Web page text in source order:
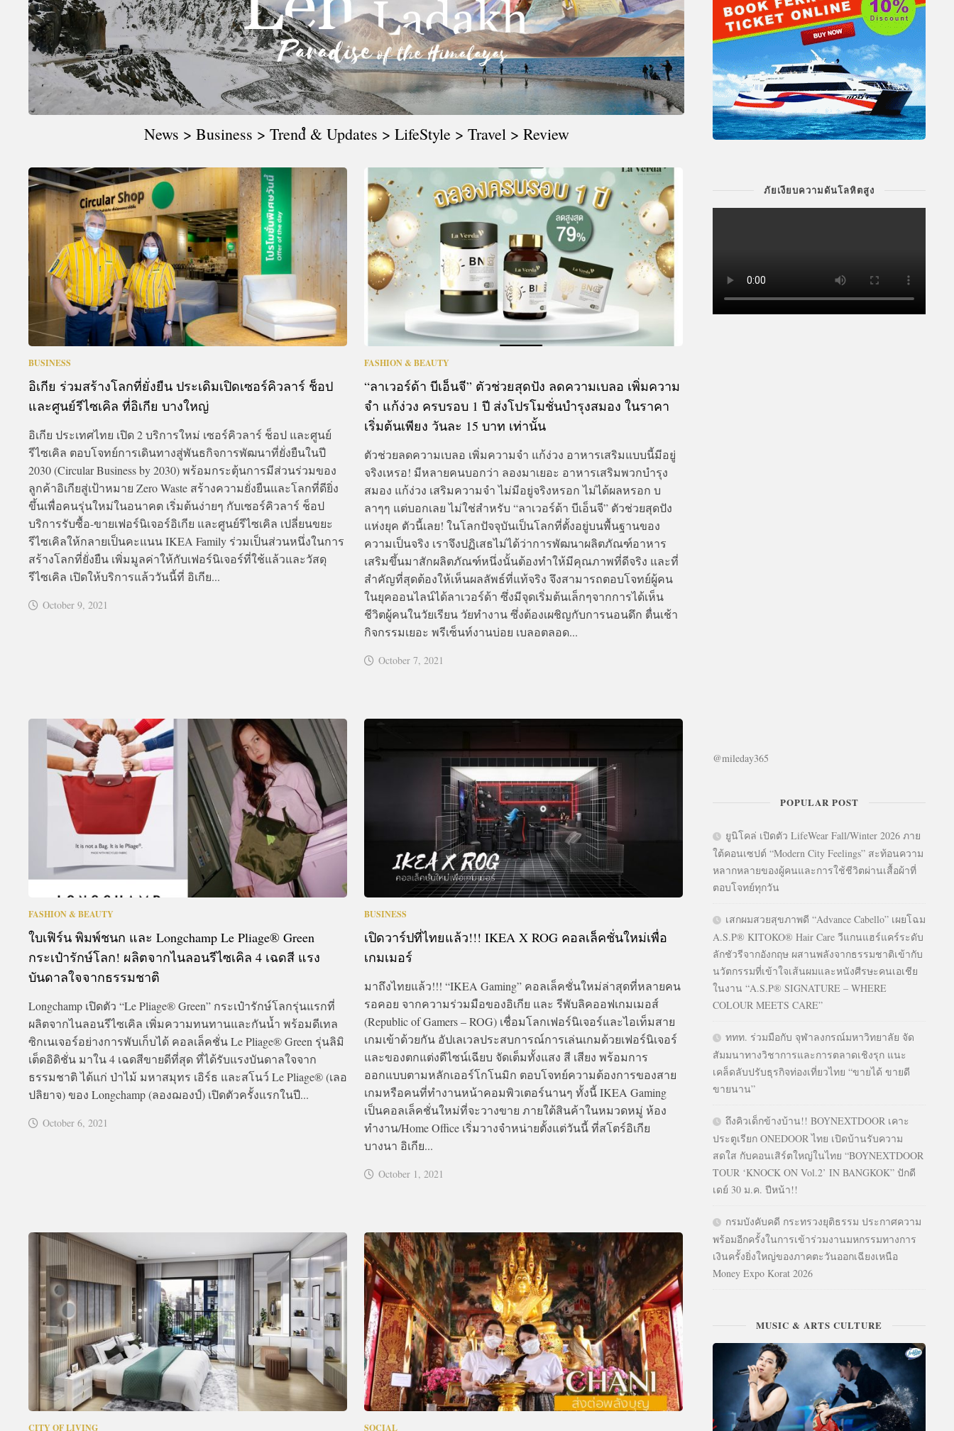
ACTIVITIES
&
EVENT
DEAL
News > Business > Trendํ & Updates > LifeStyle > Travel > Review
BUSINESS
อิเกีย ร่วมสร้างโลกที่ยั่งยืน ประเดิมเปิดเซอร์คิวลาร์ ช็อป
และศูนย์รีไซเคิล ที่อิเกีย บางใหญ่
อิเกีย ประเทศไทย เปิด 2 บริการใหม่ เซอร์คิวลาร์ ช็อป และศูนย์
รีไซเคิล ตอบโจทย์การเดินทางสู่พันธกิจการพัฒนาที่ยั่งยืนในปี
2030 (Circular Business by 2030) พร้อมกระตุ้นการมีส่วนร่วมของ
ลูกค้าอิเกียสู่เป้าหมาย Zero Waste สร้างความยั่งยืนและโลกที่ดียิ่ง
ขึ้นเพื่อคนรุ่นใหม่ในอนาคต เริ่มต้นง่ายๆ กับเซอร์คิวลาร์ ช็อป
บริการรับซื้อ-ขายเฟอร์นิเจอร์อิเกีย และศูนย์รีไซเคิล เปลี่ยนขยะ
รีไซเคิลให้กลายเป็นคะแนน IKEA Family ร่วมเป็นส่วนหนึ่งในการ
สร้างโลกที่ยั่งยืน เพิ่มมูลค่าให้กับเฟอร์นิเจอร์ที่ใช้แล้วและวัสดุ
รีไซเคิล เปิดให้บริการแล้ววันนี้ที่ อิเกีย...
October 9, 2021
FASHION & BEAUTY
“ลาเวอร์ด้า บีเอ็นจี” ตัวช่วยสุดปัง ลดความเบลอ เพิ่มความ
จำ แก้ง่วง ครบรอบ 1 ปี ส่งโปรโมชั่นบำรุงสมอง ในราคา
เริ่มต้นเพียง วันละ 15 บาท เท่านั้น
ตัวช่วยลดความเบลอ เพิ่มความจำ แก้ง่วง อาหารเสริมแบบนี้มีอยู่
จริงเหรอ! มีหลายคนบอกว่า ลองมาเยอะ อาหารเสริมพวกบำรุง
สมอง แก้ง่วง เสริมความจำ ไม่มีอยู่จริงหรอก ไม่ได้ผลหรอก บ
ลาๆๆ แต่บอกเลย ไม่ใช่สำหรับ “ลาเวอร์ด้า บีเอ็นจี” ตัวช่วยสุดปัง
แห่งยุค ตัวนี้เลย! ในโลกปัจจุบันเป็นโลกที่ตั้งอยู่บนพื้นฐานของ
ความเป็นจริง เราจึงปฏิเสธไม่ได้ว่าการพัฒนาผลิตภัณฑ์อาหาร
เสริมขึ้นมาสักผลิตภัณฑ์หนึ่งนั้นต้องทำให้มีคุณภาพที่ดีจริง และที่
สำคัญที่สุดต้องให้เห็นผลลัพธ์ที่แท้จริง จึงสามารถตอบโจทย์ผู้คน
ในยุคออนไลน์ได้ลาเวอร์ด้า ซึ่งมีจุดเริ่มต้นเล็กๆจากการได้เห็น
ชีวิตผู้คนในวัยเรียน วัยทำงาน ซึ่งต้องเผชิญกับการนอนดึก ตื่นเช้า
กิจกรรมเยอะ พรีเซ็นท์งานบ่อย เบลอตลอด...
October 7, 2021
FASHION & BEAUTY
ใบเฟิร์น พิมพ์ชนก และ Longchamp Le Pliage® Green
กระเป๋ารักษ์โลก! ผลิตจากไนลอนรีไซเคิล 4 เฉดสี แรง
บันดาลใจจากธรรมชาติ
Longchamp เปิดตัว “Le Pliage® Green” กระเป๋ารักษ์โลกรุ่นแรกที่
ผลิตจากไนลอนรีไซเคิล เพิ่มความทนทานและกันน้ำ พร้อมดีเทล
ซิกเนเจอร์อย่างการพับเก็บได้ คอลเล็คชั่น Le Pliage® Green รุ่นลิมิ
เต็ดอิดิชั่น มาใน 4 เฉดสีขายดีที่สุด ที่ได้รับแรงบันดาลใจจาก
ธรรมชาติ ได้แก่ ป่าไม้ มหาสมุทร เอิร์ธ และสโนว์ Le Pliage® (เลอ
ปลิยาจ) ของ Longchamp (ลองฌองป์) เปิดตัวครั้งแรกในปี...
October 6, 2021
BUSINESS
เปิดวาร์ปที่ไทยแล้ว!!! IKEA X ROG คอลเล็คชั่นใหม่เพื่อ
เกมเมอร์
มาถึงไทยแล้ว!!! “IKEA Gaming” คอลเล็คชั่นใหม่ล่าสุดที่หลายคน
รอคอย จากความร่วมมือของอิเกีย และ รีพับลิคออฟเกมเมอส์
(Republic of Gamers – ROG) เชื่อมโลกเฟอร์นิเจอร์และไอเท็มสาย
เกมเข้าด้วยกัน อัปเลเวลประสบการณ์การเล่นเกมด้วยเฟอร์นิเจอร์
และของตกแต่งดีไซน์เฉียบ จัดเต็มทั้งแสง สี เสียง พร้อมการ
ออกแบบตามหลักเออร์โกโนมิก ตอบโจทย์ความต้องการของสาย
เกมหรือคนที่ทำงานหน้าคอมพิวเตอร์นานๆ ทั้งนี้ IKEA Gaming
เป็นคอลเล็คชั่นใหม่ที่จะวางขาย ภายใต้สินค้าในหมวดหมู่ ห้อง
ทำงาน/Home Office เริ่มวางจำหน่ายตั้งแต่วันนี้ ที่สโตร์อิเกีย
บางนา อิเกีย...
October 1, 2021
CITY OF LIVING SOCIAL
ภัยเงียบความดันโลหิตสูง
@mileday365
POPULAR POST
ยูนิโคล่ เปิดตัว LifeWear Fall/Winter 2026 ภาย
ใต้คอนเซปต์ “Modern City Feelings” สะท้อนความ
หลากหลายของผู้คนและการใช้ชีวิตผ่านเสื้อผ้าที่
ตอบโจทย์ทุกวัน
เสกผมสวยสุขภาพดี “Advance Cabello” เผยโฉม
A.S.P® KITOKO® Hair Care วีแกนแฮร์แคร์ระดับ
ลักชัวรีจากอังกฤษ ผสานพลังจากธรรมชาติเข้ากับ
นวัตกรรมที่เข้าใจเส้นผมและหนังศีรษะคนเอเชีย
ในงาน “A.S.P® SIGNATURE – WHERE
COLOUR MEETS CARE”
ททท. ร่วมมือกับ จุฬาลงกรณ์มหาวิทยาลัย จัด
สัมมนาทางวิชาการและการตลาดเชิงรุก แนะ
เคล็ดลับปรับธุรกิจท่องเที่ยวไทย “ขายได้ ขายดี
ขายนาน”
ถึงคิวเด็กข้างบ้าน!! BOYNEXTDOOR เคาะ
ประตูเรียก ONEDOOR ไทย เปิดบ้านรับความ
สดใส กับคอนเสิร์ตใหญ่ในไทย “BOYNEXTDOOR
TOUR ‘KNOCK ON Vol.2’ IN BANGKOK” ปักดี
เดย์ 30 ม.ค. ปีหน้า!!
กรมบังคับคดี กระทรวงยุติธรรม ประกาศความ
พร้อมอีกครั้งในการเข้าร่วมงานมหกรรมทางการ
เงินครั้งยิ่งใหญ่ของภาคตะวันออกเฉียงเหนือ
Money Expo Korat 2026
MUSIC & ARTS CULTURE